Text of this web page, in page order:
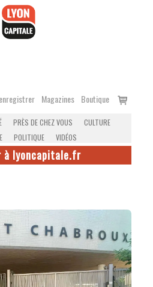
Magazines Boutique
Voir
PRÈS DE CHEZ VOUS
CULTURE
POLITIQUE VIDÉOS
à lyoncapitale.fr